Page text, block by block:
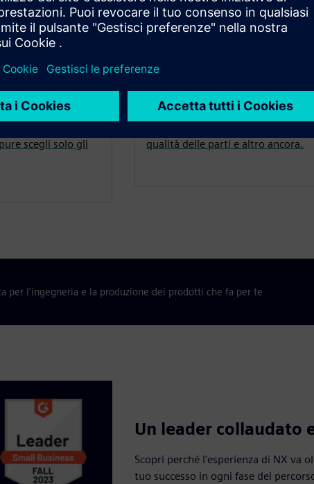
i pacchetti
soluzioni
scegli solo gli
NX per la produzione
Accelera la produzione di parti
macchine utensili CNC,
qualità delle parti e altro ancora.
per l'ingegneria e la produzione dei prodotti che fa per te
Un leader collaudato
Scopri perché l'esperienza di NX va
tuo successo in ogni fase del